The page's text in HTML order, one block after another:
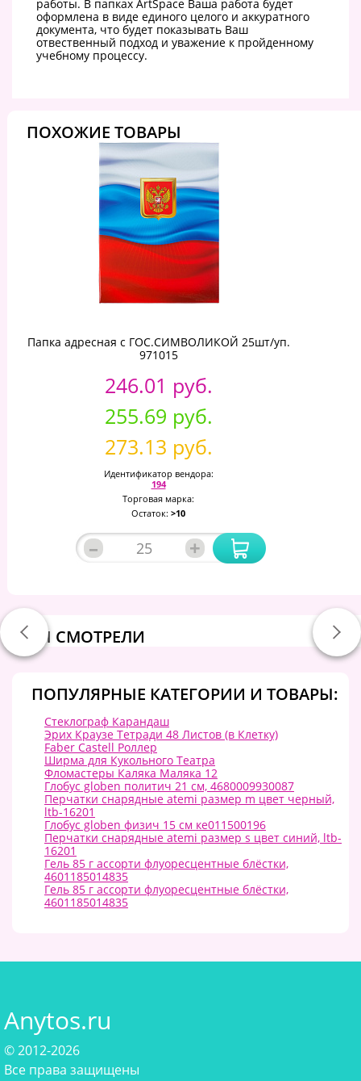
работы. В папках ArtSpace Ваша работа будет
оформлена в виде единого целого и аккуратного
документа, что будет показывать Ваш
отвественный подход и уважение к пройденному
учебному процессу.
ПОХОЖИЕ ТОВАРЫ
Папка адресная с ГОС.СИМВОЛИКОЙ 25шт/уп.
971015
246.01 руб.
255.69 руб.
273.13 руб.
Идентификатор вендора:
194
Торговая марка:
Остаток: >10
– +
ВЫ СМОТРЕЛИ
ПОПУЛЯРНЫЕ КАТЕГОРИИ И ТОВАРЫ:
Стеклограф Карандаш
Эрих Краузе Тетради 48 Листов (в Клетку)
Faber Castell Роллер
Ширма для Кукольного Театра
Фломастеры Каляка Маляка 12
Глобус globen политич 21 см, 4680009930087
Перчатки снарядные atemi размер m цвет черный,
ltb-16201
Глобус globen физич 15 см ке011500196
Перчатки снарядные atemi размер s цвет синий, ltb-
16201
Гель 85 г ассорти флуоресцентные блёстки,
4601185014835
Гель 85 г ассорти флуоресцентные блёстки,
4601185014835
Anytos.ru
© 2012-2026
Все права защищены